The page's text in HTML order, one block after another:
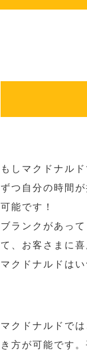
もしマクドナル
ずつ自分の時間
可能です！
ブランクがあっ
て、お客さまに
マクドナルドは
マクドナルドで
き方が可能です